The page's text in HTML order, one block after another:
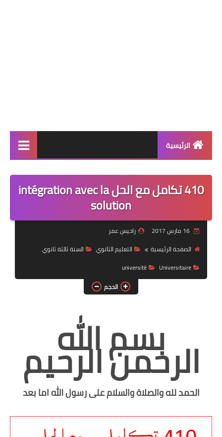
الرئيسية
قسم التحضيري
السنة 4 إبتدائي
التعليم المتوسط
السنة 1 متوسط
السنة 2 متوسط
السنة 3 متوسط
410 تكامل مع الحل intégration avec la
solution
16 مارس 2017
راحيس عمر
الصفحة الرئيسية
التعليم الثانوي
السنة ثالثة ثانوي
Universitaire
université
الحجم
بسم الله
الرحمن الرحيم
الحمد لله والصلاة والسلام على رسول الله اما بعد